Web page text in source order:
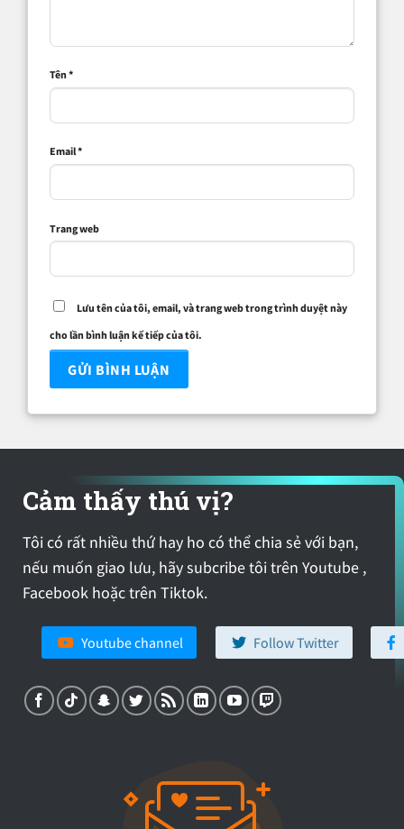
Tên*
Email*
Trang web
Lưu tên của tôi, email, và trang web trong trình duyệt này
cho lần bình luận kế tiếp của tôi.
Cảm thấy thú vị?
Tôi có rất nhiều thứ hay ho có thể chia sẻ với bạn,
nếu muốn giao lưu, hãy subcribe tôi trên Youtube ,
Facebook hoặc trên Tiktok.
Youtube channel Follow Twitter